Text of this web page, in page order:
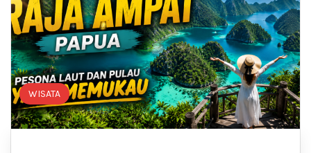
WISATA